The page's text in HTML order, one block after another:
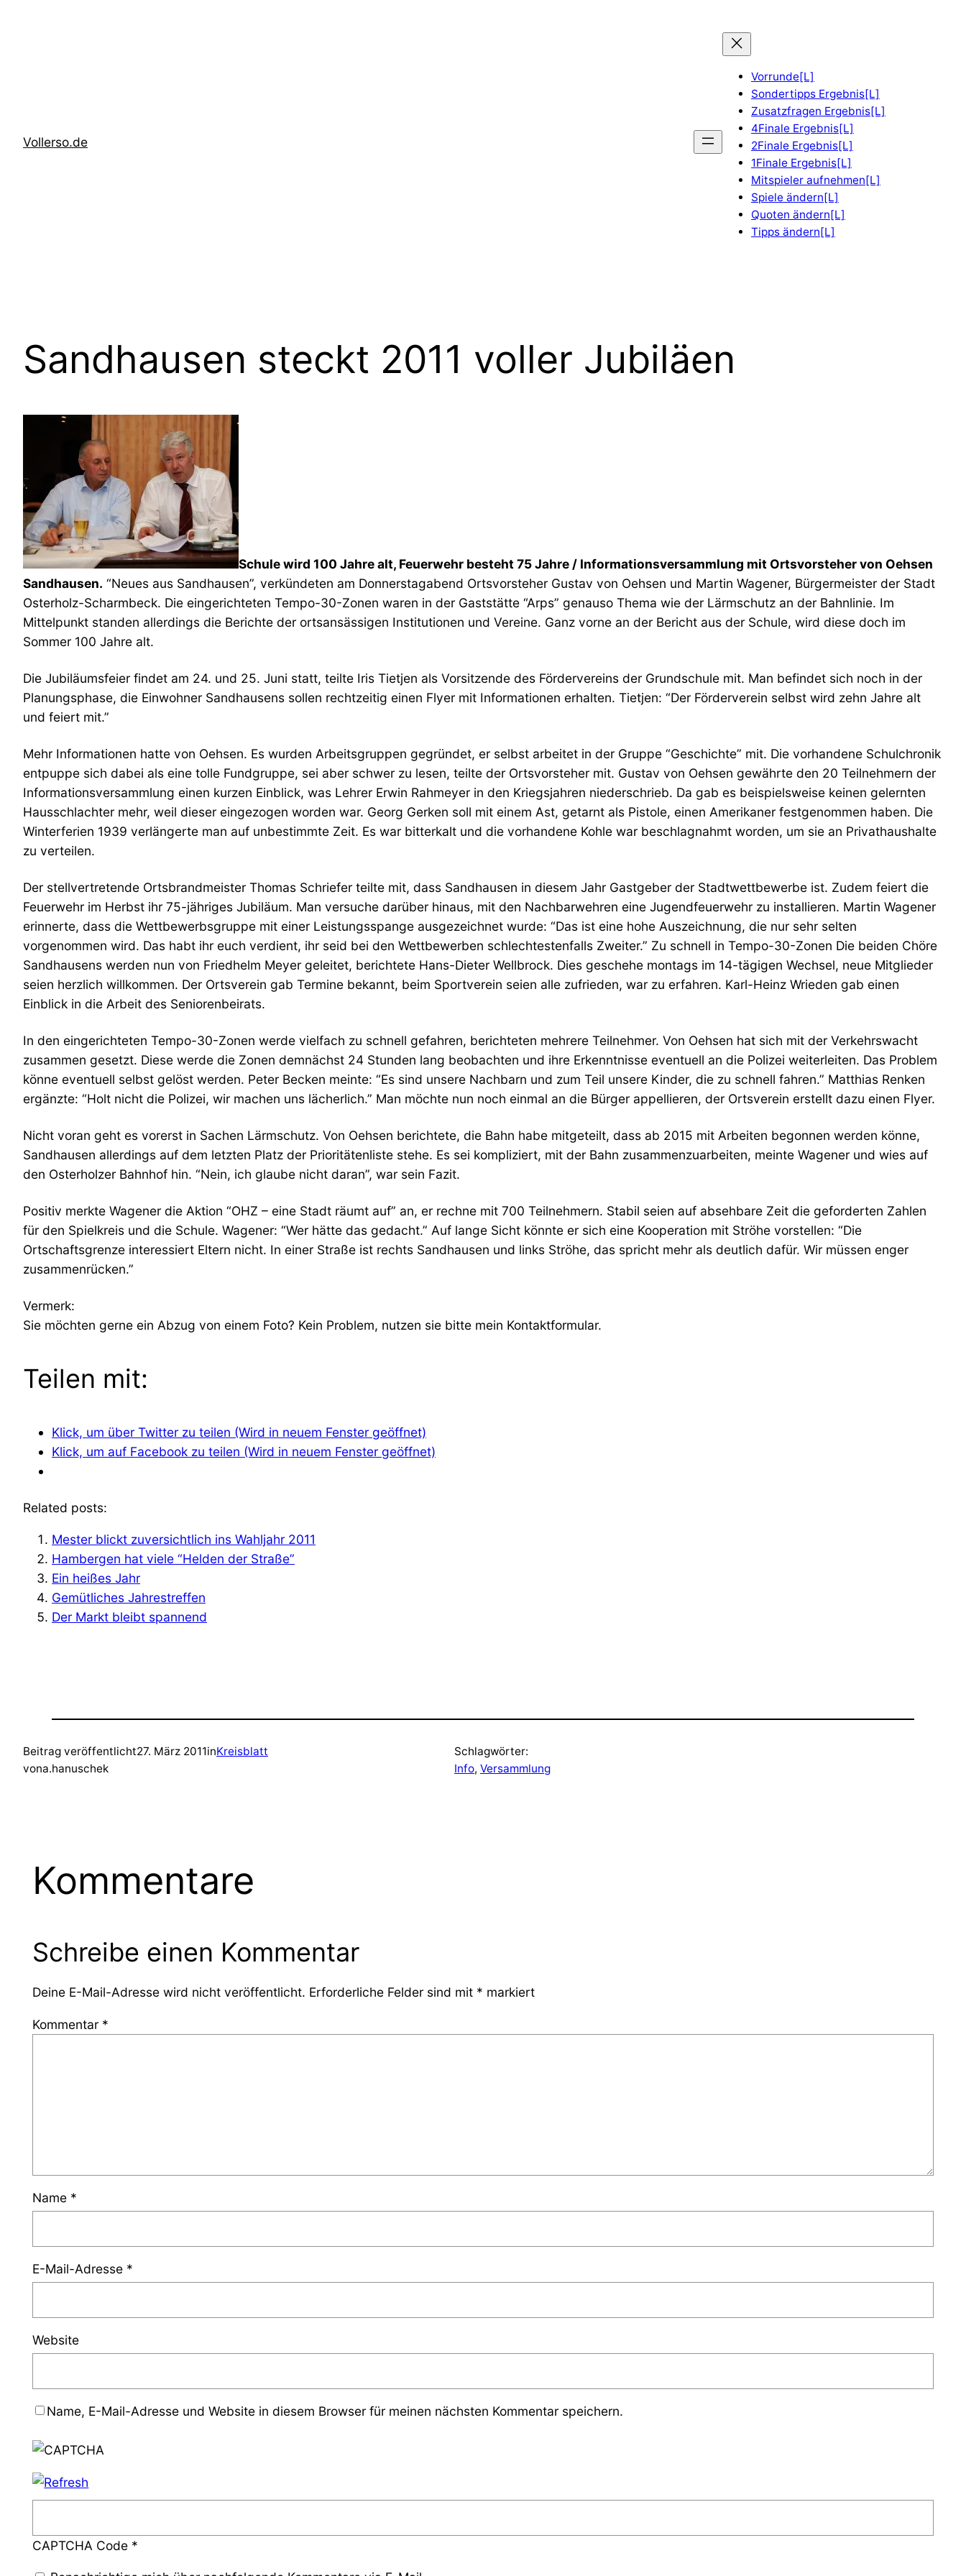
Vollerso.de
Vorrunde[L]
Sondertipps Ergebnis[L]
Zusatzfragen Ergebnis[L]
4Finale Ergebnis[L]
2Finale Ergebnis[L]
1Finale Ergebnis[L]
Mitspieler aufnehmen[L]
Spiele ändern[L]
Quoten ändern[L]
Tipps ändern[L]
Sandhausen steckt 2011 voller Jubiläen
Schule wird 100 Jahre alt, Feuerwehr besteht 75 Jahre / Informationsversammlung mit Ortsvorsteher von Oehsen
Sandhausen. “Neues aus Sandhausen”, verkündeten am Donnerstagabend Ortsvorsteher Gustav von Oehsen und Martin Wagener, Bürgermeister der Stadt
Osterholz-Scharmbeck. Die eingerichteten Tempo-30-Zonen waren in der Gaststätte “Arps” genauso Thema wie der Lärmschutz an der Bahnlinie. Im
Mittelpunkt standen allerdings die Berichte der ortsansässigen Institutionen und Vereine. Ganz vorne an der Bericht aus der Schule, wird diese doch im
Sommer 100 Jahre alt.
Die Jubiläumsfeier findet am 24. und 25. Juni statt, teilte Iris Tietjen als Vorsitzende des Fördervereins der Grundschule mit. Man befindet sich noch in der
Planungsphase, die Einwohner Sandhausens sollen rechtzeitig einen Flyer mit Informationen erhalten. Tietjen: “Der Förderverein selbst wird zehn Jahre alt
und feiert mit.”
Mehr Informationen hatte von Oehsen. Es wurden Arbeitsgruppen gegründet, er selbst arbeitet in der Gruppe “Geschichte” mit. Die vorhandene Schulchronik
entpuppe sich dabei als eine tolle Fundgruppe, sei aber schwer zu lesen, teilte der Ortsvorsteher mit. Gustav von Oehsen gewährte den 20 Teilnehmern der
Informationsversammlung einen kurzen Einblick, was Lehrer Erwin Rahmeyer in den Kriegsjahren niederschrieb. Da gab es beispielsweise keinen gelernten
Hausschlachter mehr, weil dieser eingezogen worden war. Georg Gerken soll mit einem Ast, getarnt als Pistole, einen Amerikaner festgenommen haben. Die
Winterferien 1939 verlängerte man auf unbestimmte Zeit. Es war bitterkalt und die vorhandene Kohle war beschlagnahmt worden, um sie an Privathaushalte
zu verteilen.
Der stellvertretende Ortsbrandmeister Thomas Schriefer teilte mit, dass Sandhausen in diesem Jahr Gastgeber der Stadtwettbewerbe ist. Zudem feiert die
Feuerwehr im Herbst ihr 75-jähriges Jubiläum. Man versuche darüber hinaus, mit den Nachbarwehren eine Jugendfeuerwehr zu installieren. Martin Wagener
erinnerte, dass die Wettbewerbsgruppe mit einer Leistungsspange ausgezeichnet wurde: “Das ist eine hohe Auszeichnung, die nur sehr selten
vorgenommen wird. Das habt ihr euch verdient, ihr seid bei den Wettbewerben schlechtestenfalls Zweiter.” Zu schnell in Tempo-30-Zonen Die beiden Chöre
Sandhausens werden nun von Friedhelm Meyer geleitet, berichtete Hans-Dieter Wellbrock. Dies geschehe montags im 14-tägigen Wechsel, neue Mitglieder
seien herzlich willkommen. Der Ortsverein gab Termine bekannt, beim Sportverein seien alle zufrieden, war zu erfahren. Karl-Heinz Wrieden gab einen
Einblick in die Arbeit des Seniorenbeirats.
In den eingerichteten Tempo-30-Zonen werde vielfach zu schnell gefahren, berichteten mehrere Teilnehmer. Von Oehsen hat sich mit der Verkehrswacht
zusammen gesetzt. Diese werde die Zonen demnächst 24 Stunden lang beobachten und ihre Erkenntnisse eventuell an die Polizei weiterleiten. Das Problem
könne eventuell selbst gelöst werden. Peter Becken meinte: “Es sind unsere Nachbarn und zum Teil unsere Kinder, die zu schnell fahren.” Matthias Renken
ergänzte: “Holt nicht die Polizei, wir machen uns lächerlich.” Man möchte nun noch einmal an die Bürger appellieren, der Ortsverein erstellt dazu einen Flyer.
Nicht voran geht es vorerst in Sachen Lärmschutz. Von Oehsen berichtete, die Bahn habe mitgeteilt, dass ab 2015 mit Arbeiten begonnen werden könne,
Sandhausen allerdings auf dem letzten Platz der Prioritätenliste stehe. Es sei kompliziert, mit der Bahn zusammenzuarbeiten, meinte Wagener und wies auf
den Osterholzer Bahnhof hin. “Nein, ich glaube nicht daran”, war sein Fazit.
Positiv merkte Wagener die Aktion “OHZ – eine Stadt räumt auf” an, er rechne mit 700 Teilnehmern. Stabil seien auf absehbare Zeit die geforderten Zahlen
für den Spielkreis und die Schule. Wagener: “Wer hätte das gedacht.” Auf lange Sicht könnte er sich eine Kooperation mit Ströhe vorstellen: “Die
Ortschaftsgrenze interessiert Eltern nicht. In einer Straße ist rechts Sandhausen und links Ströhe, das spricht mehr als deutlich dafür. Wir müssen enger
zusammenrücken.”
Vermerk:
Sie möchten gerne ein Abzug von einem Foto? Kein Problem, nutzen sie bitte mein Kontaktformular.
Teilen mit:
Klick, um über Twitter zu teilen (Wird in neuem Fenster geöffnet)
Klick, um auf Facebook zu teilen (Wird in neuem Fenster geöffnet)
Related posts:
Mester blickt zuversichtlich ins Wahljahr 2011
Hambergen hat viele “Helden der Straße”
Ein heißes Jahr
Gemütliches Jahrestreffen
Der Markt bleibt spannend
Beitrag veröffentlicht27. März 2011inKreisblatt
vona.hanuschek
Schlagwörter:
Info, Versammlung
Kommentare
Schreibe einen Kommentar
Deine E-Mail-Adresse wird nicht veröffentlicht. Erforderliche Felder sind mit * markiert
Kommentar *
Name *
E-Mail-Adresse *
Website
Name, E-Mail-Adresse und Website in diesem Browser für meinen nächsten Kommentar speichern.
CAPTCHA Code *